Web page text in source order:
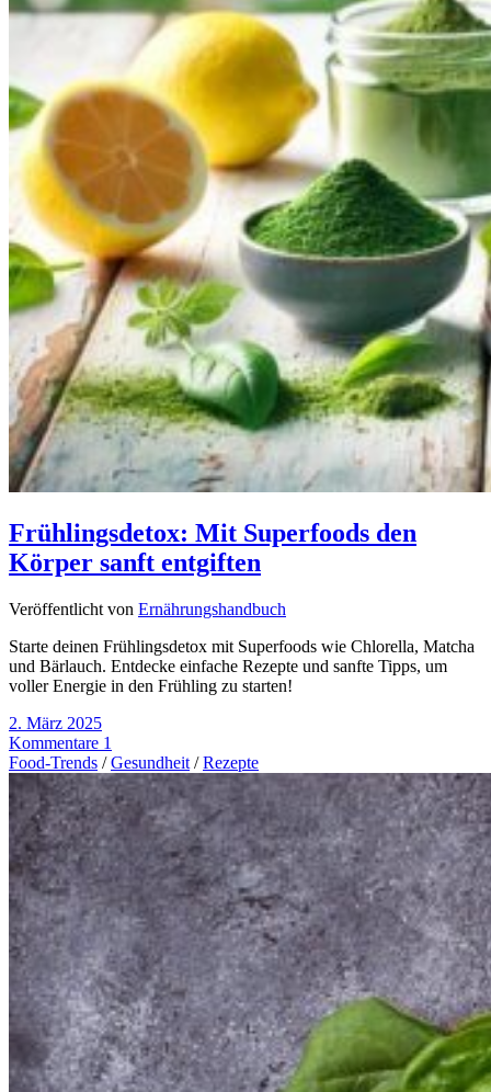
Frühlingsdetox: Mit Superfoods den
Körper sanft entgiften
Veröffentlicht von Ernährungshandbuch
Starte deinen Frühlingsdetox mit Superfoods wie Chlorella, Matcha
und Bärlauch. Entdecke einfache Rezepte und sanfte Tipps, um
voller Energie in den Frühling zu starten!
2. März 2025
Kommentare 1
Food-Trends /Gesundheit /Rezepte